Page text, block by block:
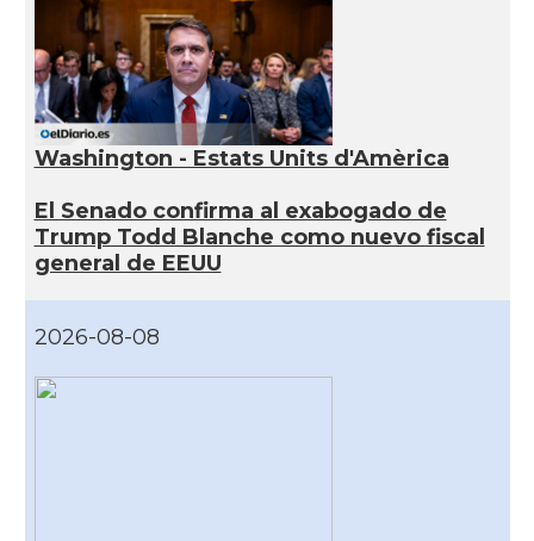
Washington - Estats Units d'Amèrica
El Senado confirma al exabogado de
Trump Todd Blanche como nuevo fiscal
general de EEUU
2026-08-08